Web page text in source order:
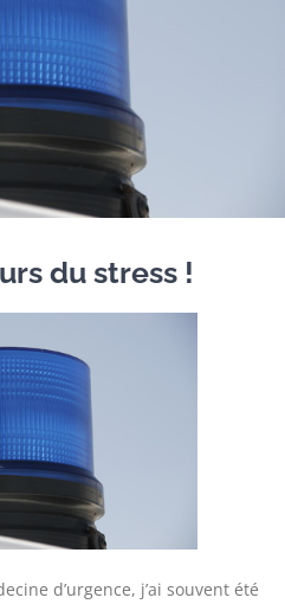
du stress !
d’urgence, j’ai souvent été